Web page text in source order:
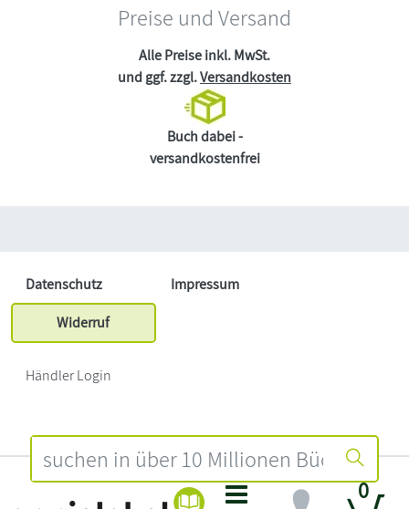
0
Preise und Versand
Alle Preise inkl. MwSt.
und ggf. zzgl.Versandkosten
Buch dabei -
versandkostenfrei
Datenschutz
Impressum
Widerruf
Händler Login